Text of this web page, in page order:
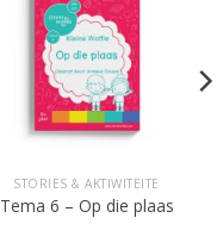
STORIES & AKTIWITEITE
Tema 6 – Op die plaas